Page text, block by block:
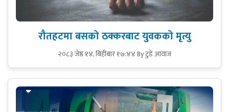
रौतहटमा बसको ठक्करबाट युवकको मृत्यु
२०८३ जेष्ठ १४, बिहीबार १७:४४By टुडे आवाज